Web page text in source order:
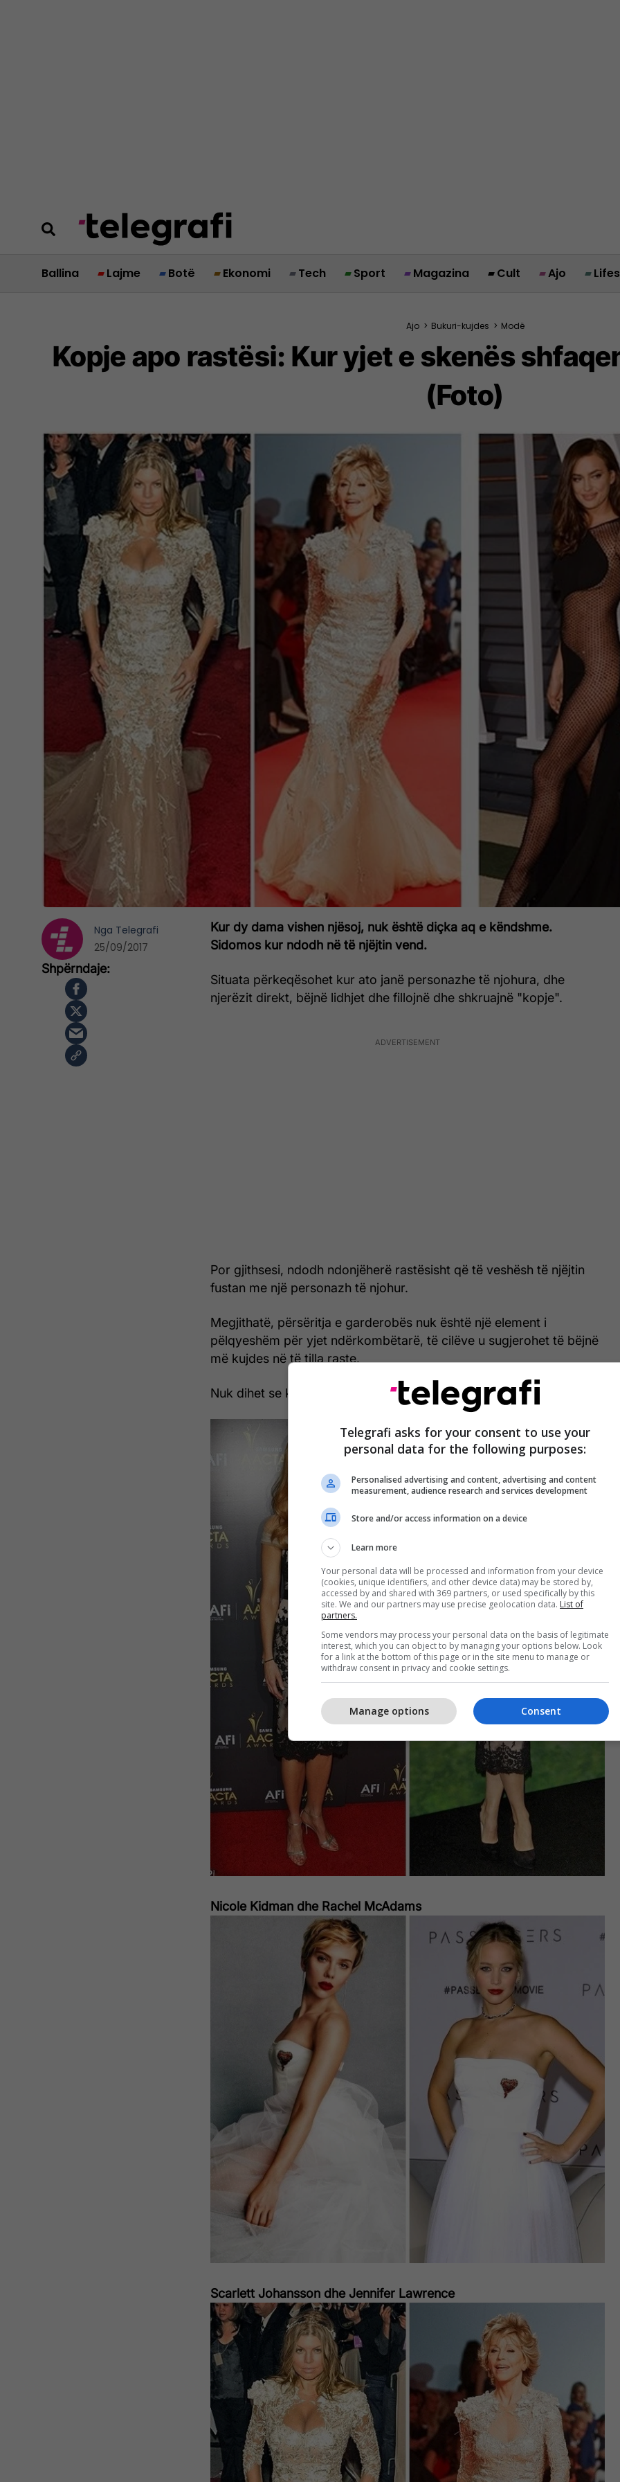
Ballina Lajme Botë Ekonomi Tech Sport Magazina Cult Ajo
Ajo > Bukuri-kujdes > Modë
Kopje apo rastësi: Kur yjet e skenës
(Foto)
Kur dy dama vishen njësoj, nuk është diçka aq e këndshme.
Sidomos kur ndodh në të njëjtin vend.
Situata përkeqësohet kur ato janë personazhe të njohura, dhe
njerëzit direkt, bëjnë lidhjet dhe fillojnë dhe shkruajnë "kopje".
Por gjithsesi, ndodh ndonjëherë rastësisht që të veshësh të njëjtin
fustan me një personazh të njohur.
Megjithatë, përsëritja e garderobës nuk është një element i
pëlqyeshëm për yjet ndërkombëtarë, të cilëve u sugjerohet të bëjnë
më kujdes në të tilla raste.
Nuk dihet se kush kë kopjoi, por cilës mendoni që i rri më bukur?!
Nicole Kidman dhe Rachel McAdams
Scarlett Johansson dhe Jennifer Lawrence
Nga Telegrafi
25/09/2017
Telegrafi asks for your consent to use your
personal data for the following purposes:
Personalised advertising and content, advertising and content
measurement, audience research and services development
Store and/or access information on a device
Learn more
Your personal data will be processed and information from your device
(cookies, unique identifiers, and other device data) may be stored by,
accessed by and shared with 369 partners, or used specifically by this
site. We and our partners may use precise geolocation data. List of
partners.
Some vendors may process your personal data on the basis of legitimate
interest, which you can object to by managing your options below. Look
for a link at the bottom of this page or in the site menu to manage or
withdraw consent in privacy and cookie settings.
Consent
Manage options